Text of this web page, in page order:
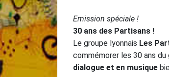
Emission spéciale !
30 ans des Partisans !
Le groupe lyonnais Les
commémorer les 30 ans du
dialogue et en musique